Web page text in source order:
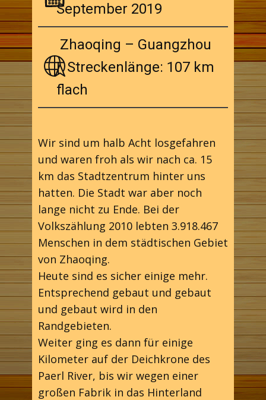
September 2019
Zhaoqing – Guangzhou
| Streckenlänge: 107 km
flach
Wir sind um halb Acht losgefahren
und waren froh als wir nach ca. 15
km das Stadtzentrum hinter uns
hatten. Die Stadt war aber noch
lange nicht zu Ende. Bei der
Volkszählung 2010 lebten 3.918.467
Menschen in dem städtischen Gebiet
von Zhaoqing.
Heute sind es sicher einige mehr.
Entsprechend gebaut und gebaut
und gebaut wird in den
Randgebieten.
Weiter ging es dann für einige
Kilometer auf der Deichkrone des
Paerl River, bis wir wegen einer
großen Fabrik in das Hinterland